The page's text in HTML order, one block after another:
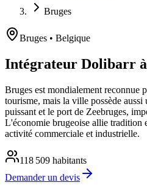
Bruges
Bruges • Belgique
Intégrateur Dolibarr
Bruges est mondialement reconnue
tourisme, mais la ville possède aussi
puissant et le port de Zeebruges,
L'économie brugeoise allie tradition
activité commerciale et industrielle.
118 509 habitants
Demander un devis